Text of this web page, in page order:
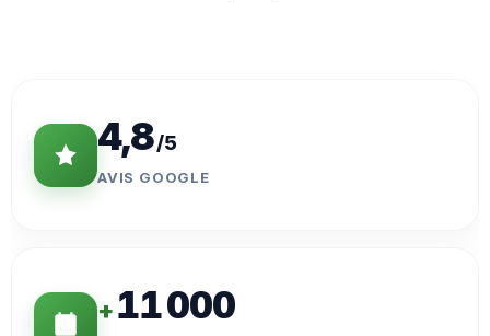
4,8/5
AVIS GOOGLE
+11 000